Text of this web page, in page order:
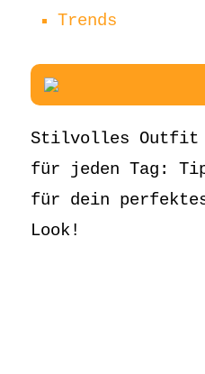
Trends
Stilvolles Outfit
für jeden Tag:
für dein
Look!